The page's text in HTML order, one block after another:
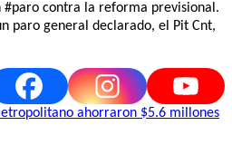
#paro contra la reforma previsional.
paro general declarado, el Pit Cnt,